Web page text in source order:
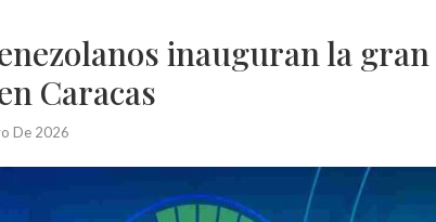
inauguran la
Caracas
De 2026